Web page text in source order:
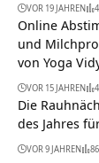
VOR 19 JAHREN
Online
und
von Yoga
VOR 15 JAHREN
Die
des Jahres
VOR 9 JAHREN